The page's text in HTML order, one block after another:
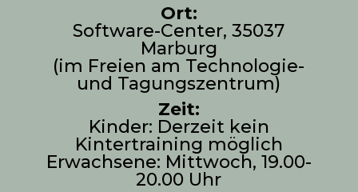
Ort:
Software-Center, 35037
Marburg
(im Freien am Technologie-
und Tagungszentrum)
Zeit:
Kinder: Derzeit kein
Kintertraining möglich
Erwachsene: Mittwoch, 19.00-
20.00 Uhr